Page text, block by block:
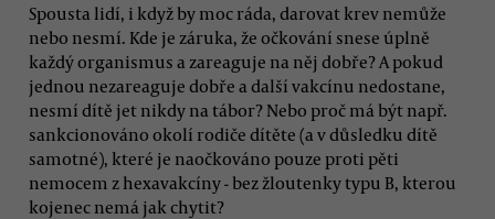
Spousta lidí, i když by moc ráda, darovat krev nemůže
nebo nesmí. Kde je záruka, že očkování snese úplně
každý organismus a zareaguje na něj dobře? A pokud
jednou nezareaguje dobře a další vakcínu nedostane,
nesmí dítě jet nikdy na tábor? Nebo proč má být např.
sankcionováno okolí rodiče dítěte (a v důsledku dítě
samotné), které je naočkováno pouze proti pěti
nemocem z hexavakcíny - bez žloutenky typu B, kterou
kojenec nemá jak chytit?